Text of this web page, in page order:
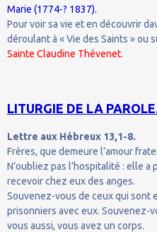
Marie (1774-? 1837).
Pour voir sa vie et en découvrir
déroulant à « Vie des Saints » ou
Sainte Claudine Thévenet.
LITURGIE DE LA
Lettre aux Hébreux 13,1-8.
Frères, que demeure l’amour
N’oubliez pas l’hospitalité : elle a
recevoir chez eux des anges.
Souvenez-vous de ceux qui sont
prisonniers avec eux. Souvenez-
vous aussi, vous avez un corps.